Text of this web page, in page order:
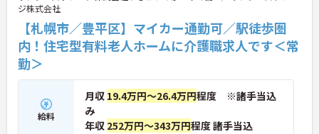
ジ株式会社
【札幌市／豊平区】マイカー通勤可／駅徒歩圏
内！住宅型有料老人ホームに介護職求人です＜常
勤＞
給料
月収 19.4万円～26.4万円程度 ※諸手当込
み
年収 252万円～343万円程度 諸手当込